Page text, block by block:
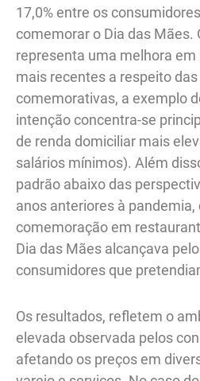
17,0% entre os
comemorar o Dia das Mães.
representa uma melhora
mais recentes a respeito
comemorativas, a exemplo
intenção concentra-se
de renda domiciliar mais
salários mínimos). Além
padrão abaixo das
anos anteriores à
comemoração em
Dia das Mães alcançava
consumidores que
Os resultados, refletem o
elevada observada pelos
afetando os preços em